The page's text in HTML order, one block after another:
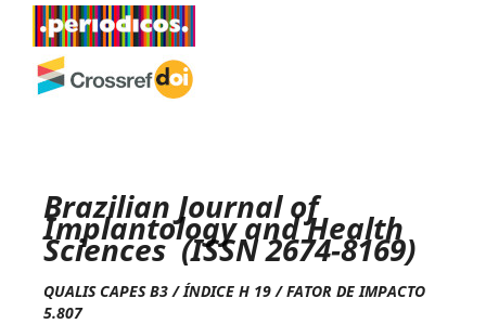
Brazilian Journal of
Implantology and Health
Sciences (ISSN 2674-8169)
QUALIS CAPES B3 / ÍNDICE H 19 / FATOR DE IMPACTO
5.807